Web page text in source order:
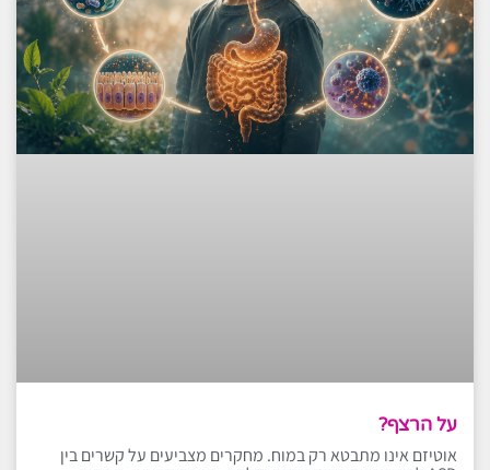
על הרצף?
אוטיזם אינו מתבטא רק במוח. מחקרים מצביעים על קשרים בין